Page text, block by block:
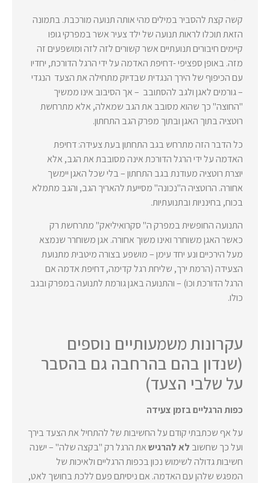
קשה קצת להסביר במילים מהי אותה תנועה מורכבת. בתמונה
הזאת תוכלו לראות תנועה של ילד צעיר אשר במפרקי גופו
קיימים חיבורים תנועתיים אשר קשורים לזה לזה ומושפעים זה
מזה. באופן ספציפי -דחיפת האדמה על ידי הרגל הדורכת, יחדיו
עם הכיפוף של הירך הנגדית שבדיוק מתחילה את הצעד הנגדי
– גורמים לאגן ולגב להסתובב – אך הסיבוב אינו ממשיך
"החוצה" כך שהוא מסובב את הגב שמאלה, אלא מתרחשת
רוטציה בתוך האגן ובתוך מפרק הגב התחתון.
כל הדבר הזה מתרחש בגב התחתון בעת צעידה: דחיפת
האדמה על ידי הרגל הדורכת אינה מסובבת את הגב, אלא
יוצרת רוטציה מעודנת בגב התחתון – בלי שכל האגן יימשך
אחורה. הרוטציה ה"נכונה" מסייעת להאריך הגב, והגב מתמלא
בכוח, בחינניות ובתנועתיות.
התנועה החופשית במפרק ה" סקרואיליאק" מתרחשת רק
כאשר האגן משוחרר ואינו משוך אחורה. אגן משוחרר שנמצא
מעל הירכיים ונע יחד עימן – מושפע בצורה מיטבית מתנועת
הצעידה (הרמת ירך, שליחת רגל קדימה, דחיפת אדמה אם
הרגל הדורכת וכו) – והתנועה באגן גורמת לתנועה במפרק ובגב
כולו.
עקרונות משמעותיים נוספים
(שנדון בהם בהרחבה גם בהסבר
על שלבי הצעד)
כפות הרגליים בזמן צעידה
על אף שכתבתי קודם על החשיבות של להתחיל את הצעד בירך
ועל כך שחשוב לא להרגישאת הרגל רק "בקצה שלה" – ישנה
חשיבות גדולה לשימוש נכון בכפות הרגליים ולאיכות של
המפגש שלהן עם האדמה. אם ניסיתם פעם ללכת בחושך לאט,